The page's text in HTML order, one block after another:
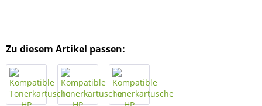
Zu diesem Artikel passen: